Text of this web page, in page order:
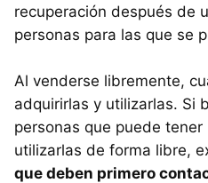
recuperación después de
personas para las que se
Al venderse libremente,
adquirirlas y utilizarlas. Si
personas que puede
utilizarlas de forma libre,
que deben primero